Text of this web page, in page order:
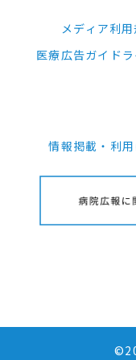
メディア利
医療広告ガイド
情報掲載・利